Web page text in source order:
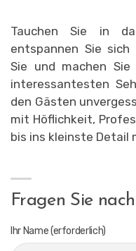
Tauchen Sie in
entspannen Sie sich
Sie und machen
interessantesten
den Gästen
mit Höflichkeit,
bis ins kleinste Detail
Fragen Sie
Ihr Name (erforderlich)